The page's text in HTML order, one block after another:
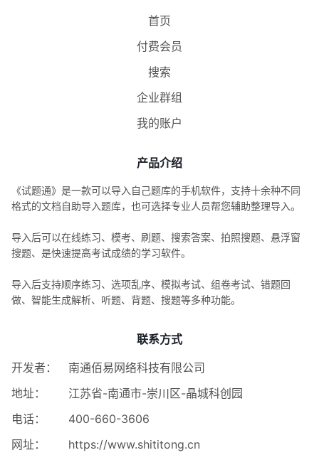
首页
付费会员
搜索
企业群组
我的账户
产品介绍
《试题通》是一款可以导入自己题库的手机软件，支持十余种不同
格式的文档自助导入题库，也可选择专业人员帮您辅助整理导入。
导入后可以在线练习、模考、刷题、搜索答案、拍照搜题、悬浮窗
搜题、是快速提高考试成绩的学习软件。
导入后支持顺序练习、选项乱序、模拟考试、组卷考试、错题回
做、智能生成解析、听题、背题、搜题等多种功能。
联系方式
开发者：
南通佰易网络科技有限公司
地址：
江苏省-南通市-崇川区-晶城科创园
电话：
400-660-3606
网址：
https://www.shititong.cn